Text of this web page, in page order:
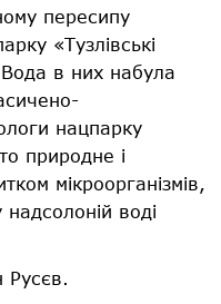
пересипу
«Тузлівські
Вода в них набула
нацпарку
природне і
мікроорганізмів,
воді